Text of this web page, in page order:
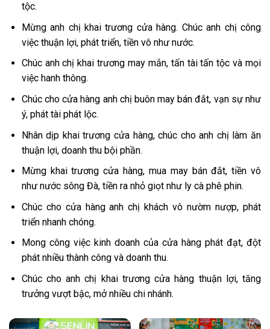
tộc.
Mừng anh chị khai trương cửa hàng. Chúc anh chị công
việc thuận lợi, phát triển, tiền vô như nước.
Chúc anh chị khai trương may mắn, tấn tài tấn tộc và mọi
việc hanh thông.
Chúc cho cửa hàng anh chị buôn may bán đắt, vạn sự như
ý, phát tài phát lộc.
Nhân dịp khai trương cửa hàng, chúc cho anh chị làm ăn
thuận lợi, doanh thu bội phần.
Mừng khai trương cửa hàng, mua may bán đắt, tiền vô
như nước sông Đà, tiền ra nhỏ giọt như ly cà phê phin.
Chúc cho cửa hàng anh chị khách vô nườm nượp, phát
triển nhanh chóng.
Mong công việc kinh doanh của cửa hàng phát đạt, đột
phát nhiều thành công và doanh thu.
Chúc cho anh chị khai trương cửa hàng thuận lợi, tăng
trưởng vượt bậc, mở nhiều chi nhánh.